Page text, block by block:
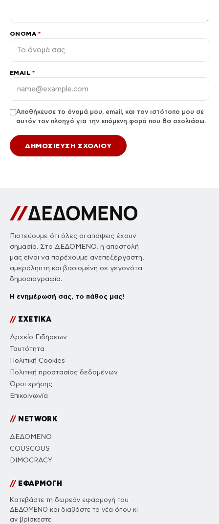
ΌΝΟΜΑ *
EMAIL *
Αποθήκευσε το όνομά μου, email, και τον ιστότοπο μου σε
αυτόν τον πλοηγό για την επόμενη φορά που θα σχολιάσω.
Πιστεύουμε ότι όλες οι απόψεις έχουν
σημασία. Στο ΔΕΔΟΜΕΝΟ, η αποστολή
μας είναι να παρέχουμε ανεπεξέργαστη,
αμερόληπτη και βασισμένη σε γεγονότα
δημοσιογραφία.
Η ενημέρωσή σας, το πάθος μας!
//ΣΧΕΤΙΚΑ
Αρχείο Ειδήσεων
Ταυτότητα
Πολιτική Cookies
Πολιτική προστασίας δεδομένων
Όροι χρήσης
Επικοινωνία
//NETWORK
ΔΕΔΟΜΕΝΟ
COUSCOUS
DIMOCRACY
//ΕΦΑΡΜΟΓΗ
Κατεβάστε τη δωρεάν εφαρμογή του
ΔΕΔΟΜΕΝΟ και διαβάστε τα νέα όπου κι
αν βρίσκεστε.